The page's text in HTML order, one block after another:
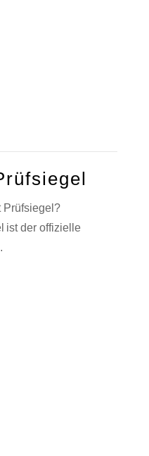
Prüfsiegel?
ist der offizielle